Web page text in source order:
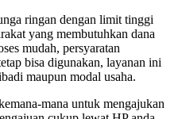
ringan dengan limit tinggi
yang membutuhkan dana
mudah, persyaratan
bisa digunakan, layanan ini
maupun modal usaha.
mana untuk mengajukan